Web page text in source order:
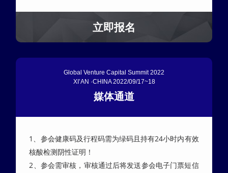
立即报名
Global Venture Capital Summit 2022
XI’AN ·CHINA 2022/09/17~18
媒体通道
1、参会健康码及行程码需为绿码且持有24小时内有效
核酸检测阴性证明！
2、参会需审核，审核通过后将发送参会电子门票短信